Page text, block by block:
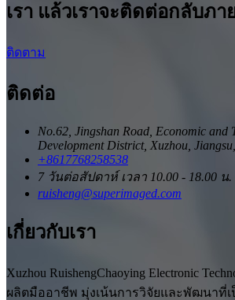
เรา แล้วเราจะติดต่อกลับภา
ติดตาม
ติดต่อ
No.62, Jingshan Road, Economic and
Development District, Xuzhou,
+8617768258538
7 วันต่อสัปดาห์ เวลา 10.00 - 18.00 น.
ruisheng@superimaged.com
เกี่ยวกับเรา
Xuzhou RuishengChaoying Electronic
ผลิตมืออาชีพ มุ่งเน้นการวิจัยและพัฒนาที่เ